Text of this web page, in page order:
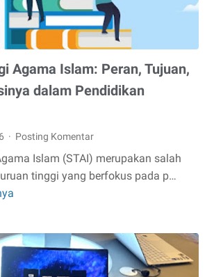
Mengatasinya
Agama Islam: Peran, Tujuan,
dalam Pendidikan
Posting Komentar
Islam (STAI) merupakan salah
tinggi yang berfokus pada p…
Islam:
Peran,